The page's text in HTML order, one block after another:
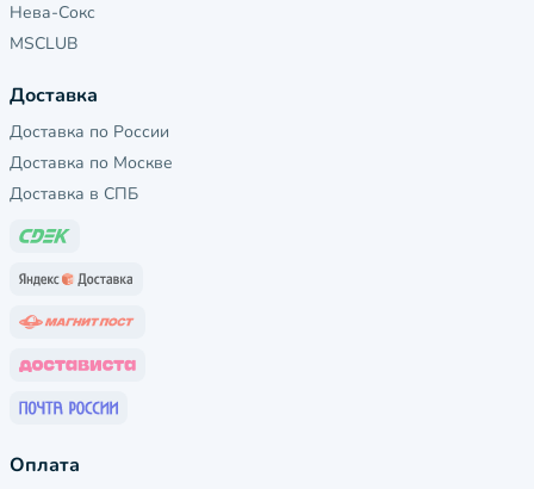
Нева-Сокс
MSCLUB
Доставка
Доставка по России
Доставка по Москве
Доставка в СПБ
Оплата